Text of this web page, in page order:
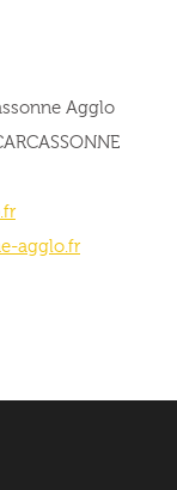
Agglo
agglo.fr